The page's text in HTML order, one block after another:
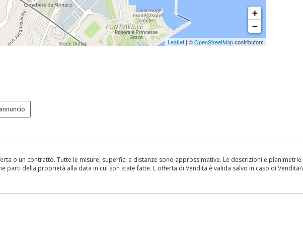
+
−
Leaflet | ©OpenStreetMapcontributors
o un contratto. Tutte le misure, superfici e distanze sono approssimative. Le descrizioni e
parti della proprietà alla data in cui son state fatte. L offerta di Vendita è valida salvo in caso di